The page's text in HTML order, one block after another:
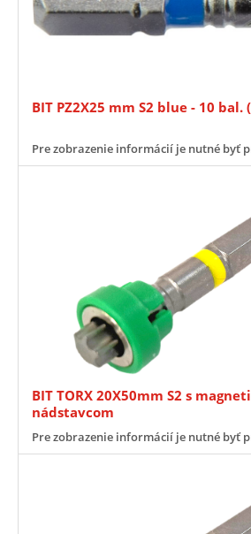
BIT PZ2X25 mm S2 blue - 10 bal.
Pre zobrazenie informácií je nutné byť
BIT TORX 20X50mm S2 s
nádstavcom
Pre zobrazenie informácií je nutné byť